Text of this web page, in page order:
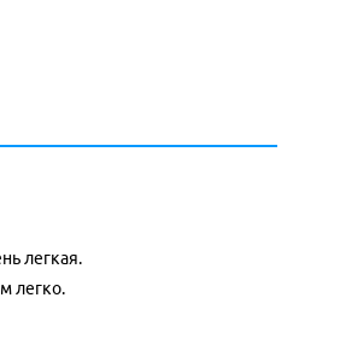
легкая.
легко.